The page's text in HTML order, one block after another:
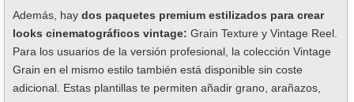
Además, hay dos paquetes premium estilizados para crear
looks cinematográficos vintage: Grain Texture y Vintage Reel.
Para los usuarios de la versión profesional, la colección Vintage
Grain en el mismo estilo también está disponible sin coste
adicional. Estas plantillas te permiten añadir grano, arañazos,